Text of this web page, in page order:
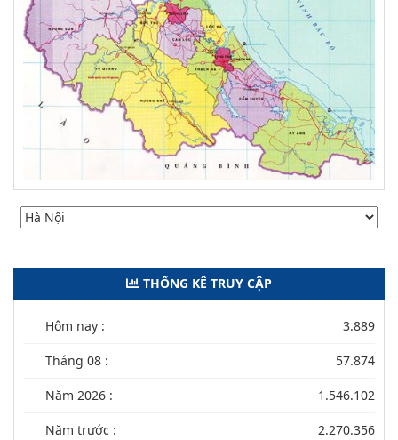
THỐNG KÊ TRUY CẬP
Hôm nay : 3.889
Tháng 08 : 57.874
Năm 2026 : 1.546.102
Năm trước : 2.270.356